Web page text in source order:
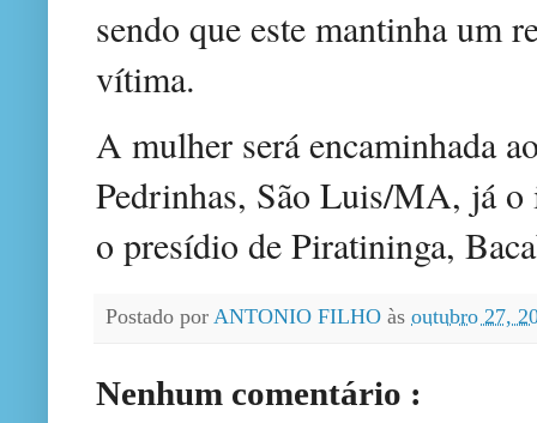
sendo que este mantinha um
vítima.
A mulher será encaminhada
Pedrinhas, São Luis/MA, já o
o presídio de Piratininga,
Postado por ANTONIO FILHO às outubro 27,
Nenhum comentário :